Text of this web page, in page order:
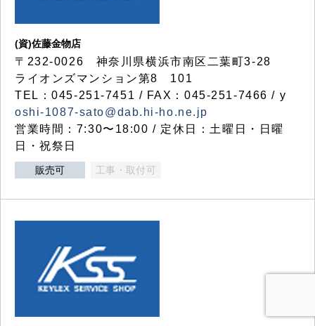
(資)佐藤金物店
〒232-0026 神奈川県横浜市南区二葉町3-28
ライオンズマンション第8 101
TEL：045-251-7451 / FAX：045-251-7466 / y
oshi-1087-sato@dab.hi-ho.ne.jp
営業時間：7:30〜18:00 / 定休日：土曜日・日曜
日・祝祭日
販売可 工事・取付可